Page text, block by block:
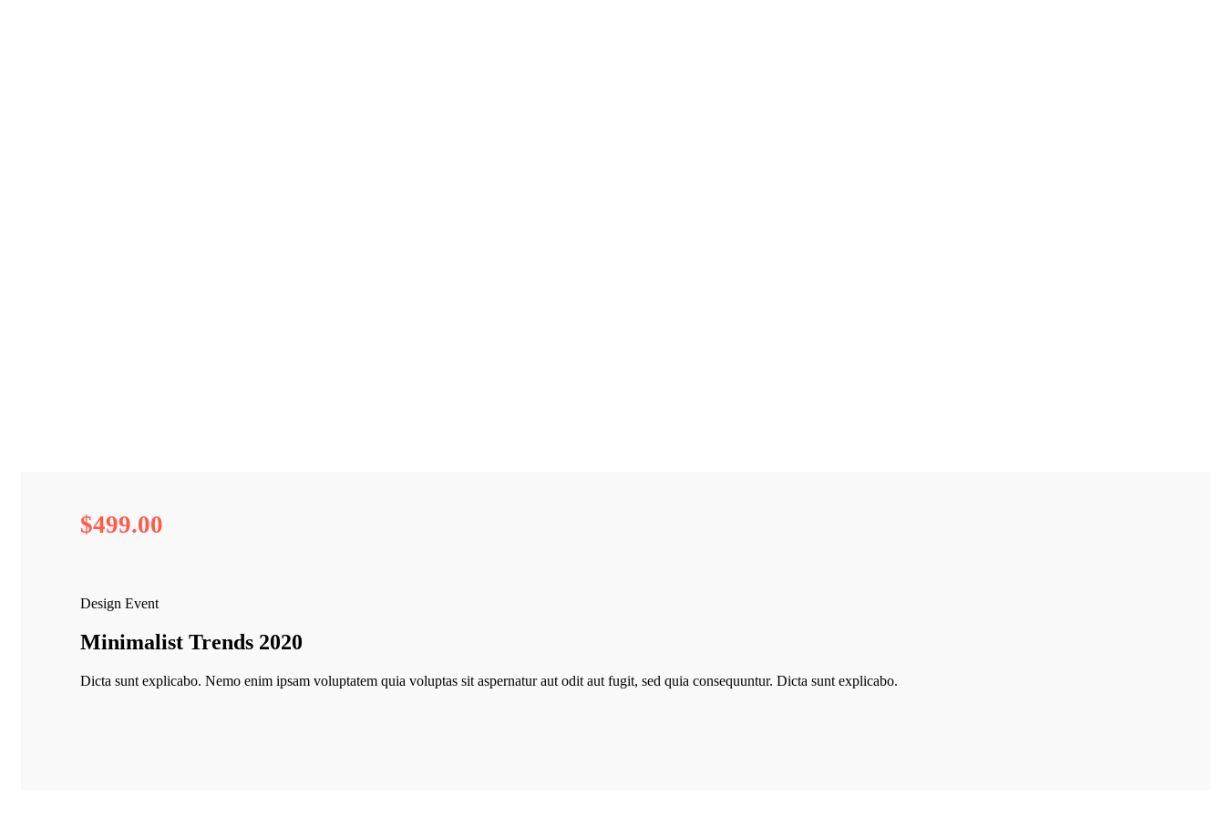
$499.00
Design Event
Minimalist Trends 2020
Dicta sunt explicabo. Nemo enim ipsam voluptatem quia voluptas sit aspernatur aut odit aut fugit, sed quia consequuntur. Dicta sunt explicabo.